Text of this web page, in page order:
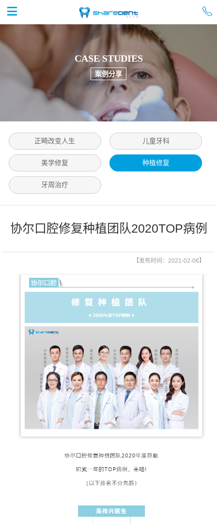
 
CASE STUDIES
案例分享
正畸改变人生 儿童牙科
美学修复 种植修复
牙周治疗
协尔口腔修复种植团队2020TOP病例
【发布时间：2021-02-06】